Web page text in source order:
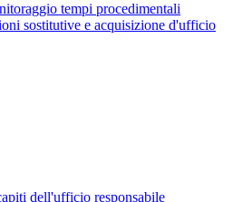
tempi procedimentali
sostitutive e acquisizione d'ufficio
dell'ufficio responsabile